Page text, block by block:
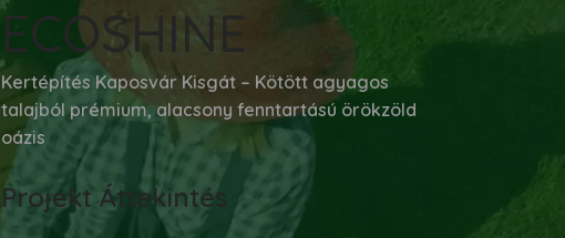
ECOSHINE
Kertépítés Kaposvár Kisgát – Kötött agyagos
talajból prémium, alacsony fenntartású örökzöld
oázis
Projekt Áttekintés